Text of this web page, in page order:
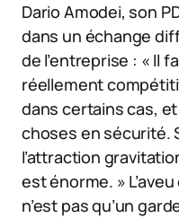
Dario Amodei, son
dans un échange
de l’entreprise : « Il
réellement
dans certains cas,
choses en sécurité.
l’attraction
est énorme. »
n’est pas qu’un